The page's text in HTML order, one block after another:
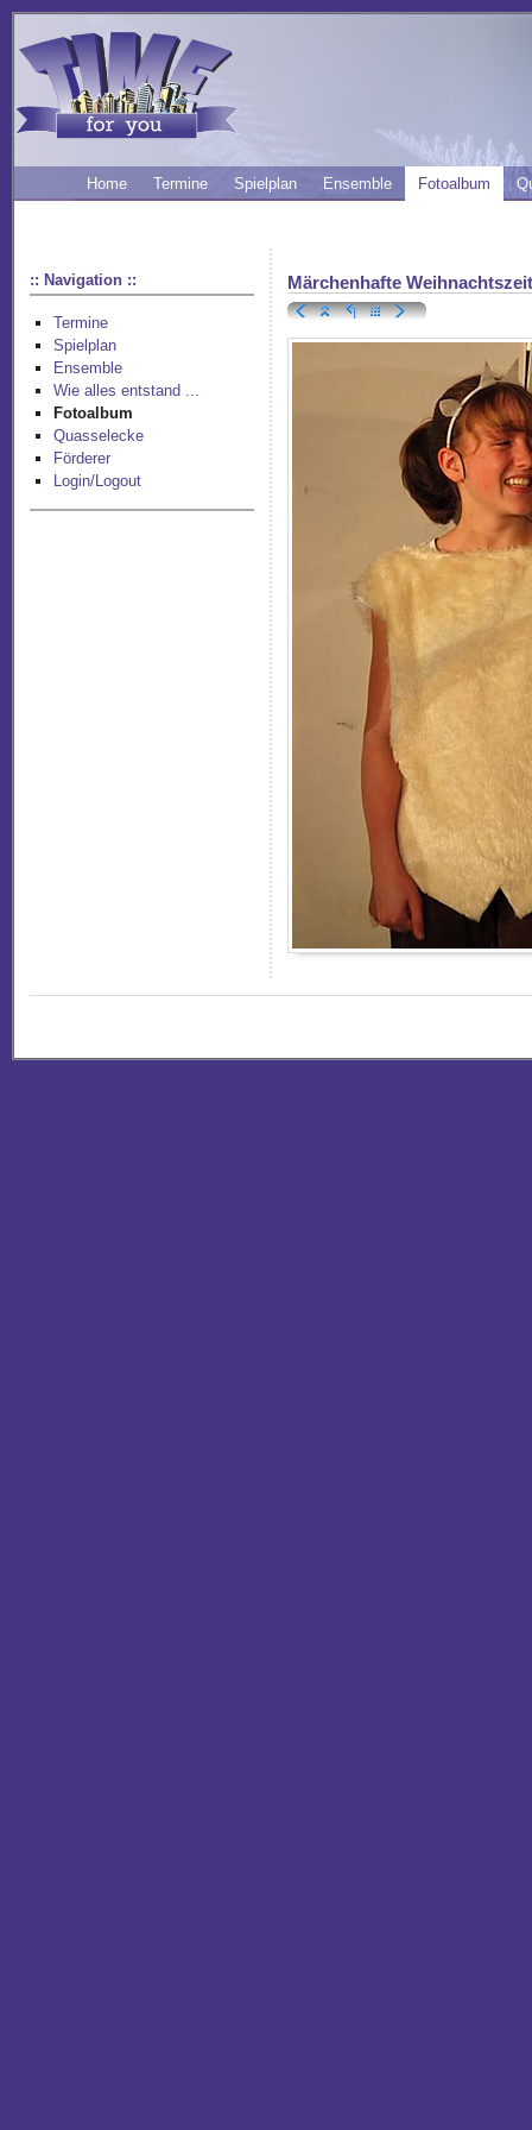
Home Termine Spielplan Ensemble Fotoalbum
:: Navigation ::
Termine
Spielplan
Ensemble
Wie alles entstand ...
Fotoalbum
Quasselecke
Förderer
Login/Logout
Märchenhafte